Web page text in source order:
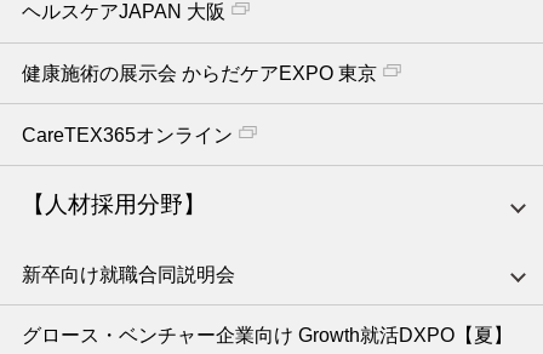
ヘルスケアJAPAN 大阪
健康施術の展示会 からだケアEXPO 東京
CareTEX365オンライン
【人材採用分野】
新卒向け就職合同説明会
グロース・ベンチャー企業向け Growth就活DXPO【夏】